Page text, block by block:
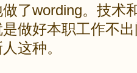
了wording。技术
是做好本职工作不
这种。